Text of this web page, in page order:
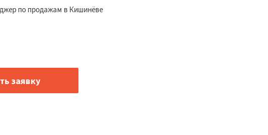
по продажам в Кишинёве